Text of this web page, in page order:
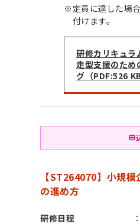
※ 定員に達した場
付けます。
研修カリキュ
走型支援のため
グ（PDF:526 KB
申
【ST264070】小規
の進め方
研修日程